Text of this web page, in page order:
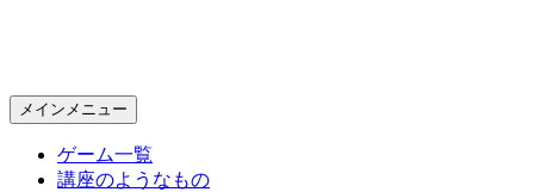
検
索
メインメニュー コ
テ
ン
ゲーム一覧
講座のようなもの